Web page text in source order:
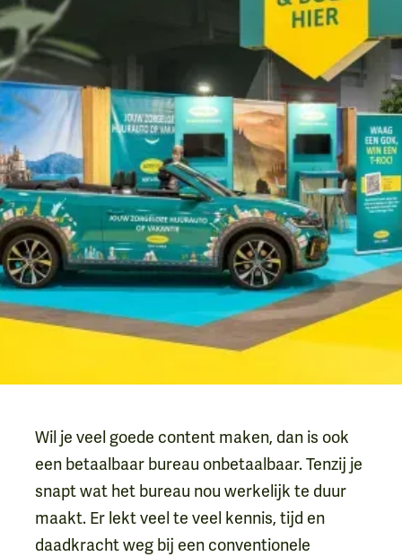
Wil je veel goede content maken, dan is ook
een betaalbaar bureau onbetaalbaar. Tenzij je
snapt wat het bureau nou werkelijk te duur
maakt. Er lekt veel te veel kennis, tijd en
daadkracht weg bij een conventionele